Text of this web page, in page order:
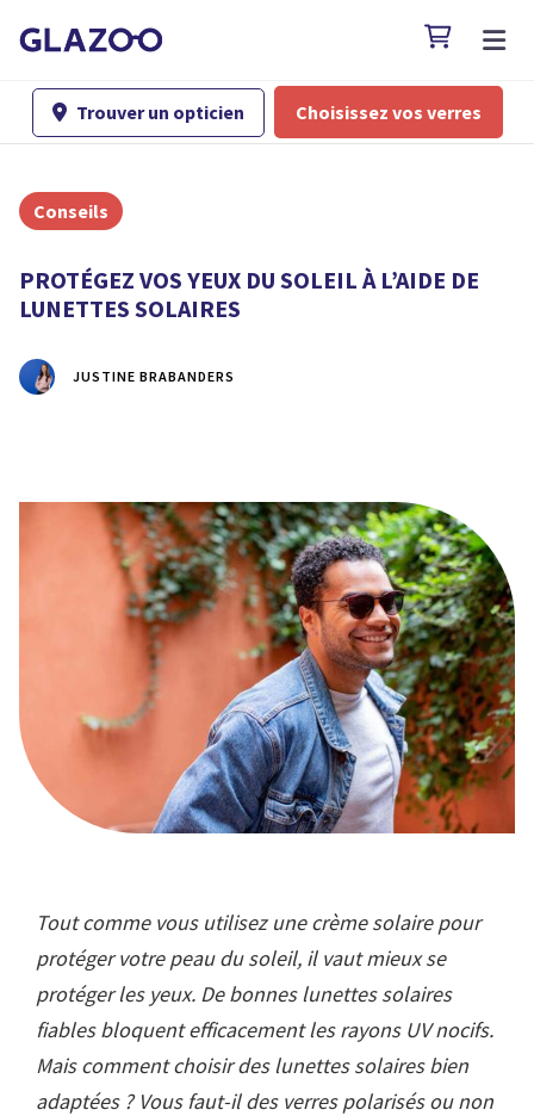

 Trouver un opticien Choisissez vos verres
Conseils
PROTÉGEZ VOS YEUX DU SOLEIL À L’AIDE DE
LUNETTES SOLAIRES
JUSTINE BRABANDERS
Tout comme vous utilisez une crème solaire pour
protéger votre peau du soleil, il vaut mieux se
protéger les yeux. De bonnes lunettes solaires
fiables bloquent efficacement les rayons UV nocifs.
Mais comment choisir des lunettes solaires bien
adaptées ? Vous faut-il des verres polarisés ou non